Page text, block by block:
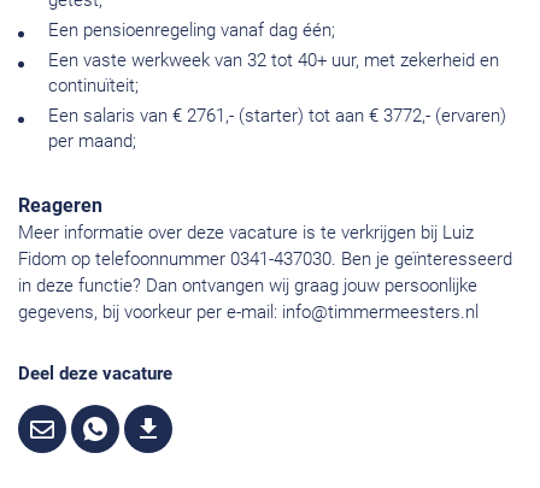
Een pensioenregeling vanaf dag één;
Een vaste werkweek van 32 tot 40+ uur, met zekerheid en
continuïteit;
Een salaris van € 2761,- (starter) tot aan € 3772,- (ervaren)
per maand;
Reageren
Meer informatie over deze vacature is te verkrijgen bij Luiz
Fidom op telefoonnummer 0341-437030. Ben je geïnteresseerd
in deze functie? Dan ontvangen wij graag jouw persoonlijke
gegevens, bij voorkeur per e-mail: info@timmermeesters.nl
Deel deze vacature